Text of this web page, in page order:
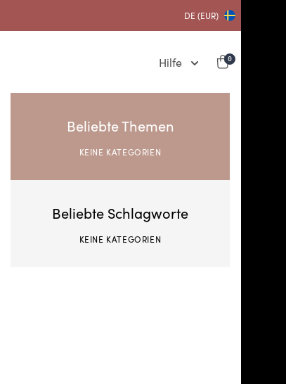
DE (EUR)
Hilfe 0
Beliebte Themen
KEINE KATEGORIEN
Beliebte Schlagworte
KEINE KATEGORIEN